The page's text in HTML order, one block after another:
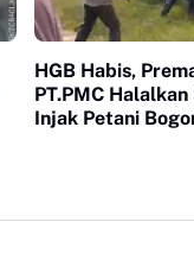
HGB Habis,
PT.PMC
Injak Petani